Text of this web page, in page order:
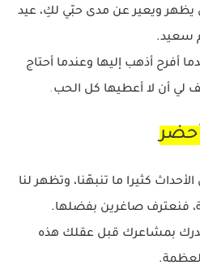
ويعير عن مدى حبّي لكِ، عيد
سعيد.
أفرح أذهب إليها وعندما أحتاج
لي أن لا أعطيها كل الحب.
كثيرا ما تنبهّنا، وتظهر لنا
فنعترف صاغرين بفضلها.
بمشاعرك قبل عقلك هذه